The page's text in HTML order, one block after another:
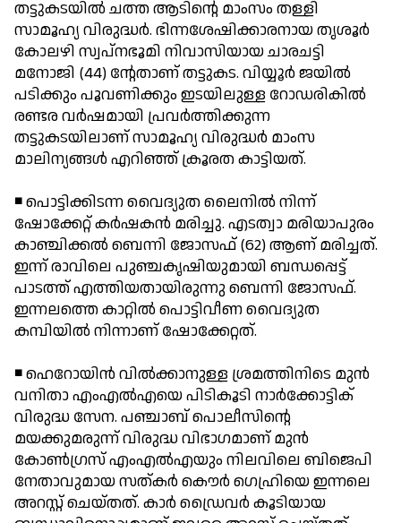
തട്ടുകടയില്‍ ചത്ത ആടിന്റെ മാംസം തള്ളി
സാമൂഹ്യ വിരുദ്ധര്‍. ഭിന്നശേഷിക്കാരനായ തൃശൂര്‍
കോലഴി സ്വപ്നഭൂമി നിവാസിയായ ചാരചട്ടി
മനോജി (44) ന്റേതാണ് തട്ടുകട. വിയ്യൂര്‍ ജയില്‍
പടിക്കും പൂവണിക്കും ഇടയിലുള്ള റോഡരികില്‍
രണ്ടര വര്‍ഷമായി പ്രവര്‍ത്തിക്കുന്ന
തട്ടുകടയിലാണ് സാമൂഹ്യ വിരുദ്ധര്‍ മാംസ
മാലിന്യങ്ങള്‍ എറിഞ്ഞ് ക്രൂരത കാട്ടിയത്.
◾ പൊട്ടിക്കിടന്ന വൈദ്യുത ലൈനില്‍ നിന്ന്
ഷോക്കേറ്റ് കര്‍ഷകന്‍ മരിച്ചു. എടത്വാ മരിയാപുരം
കാഞ്ചിക്കല്‍ ബെന്നി ജോസഫ് (62) ആണ് മരിച്ചത്.
ഇന്ന് രാവിലെ പുഞ്ചകൃഷിയുമായി ബന്ധപ്പെട്ട്
പാടത്ത് എത്തിയതായിരുന്നു ബെന്നി ജോസഫ്.
ഇന്നലത്തെ കാറ്റില്‍ പൊട്ടിവീണ വൈദ്യുത
കമ്പിയില്‍ നിന്നാണ് ഷോക്കേറ്റത്.
◾ ഹെറോയിന്‍ വില്‍ക്കാനുള്ള ശ്രമത്തിനിടെ മുന്‍
വനിതാ എംഎല്‍എയെ പിടികൂടി നാര്‍ക്കോട്ടിക്
വിരുദ്ധ സേന. പഞ്ചാബ് പൊലീസിന്റെ
മയക്കുമരുന്ന് വിരുദ്ധ വിഭാഗമാണ് മുന്‍
കോണ്‍ഗ്രസ് എംഎല്‍എയും നിലവിലെ ബിജെപി
നേതാവുമായ സത്കര്‍ കൌര്‍ ഗെഹ്രിയെ ഇന്നലെ
അറസ്റ്റ് ചെയ്തത്. കാര്‍ ഡ്രൈവര്‍ കൂടിയായ